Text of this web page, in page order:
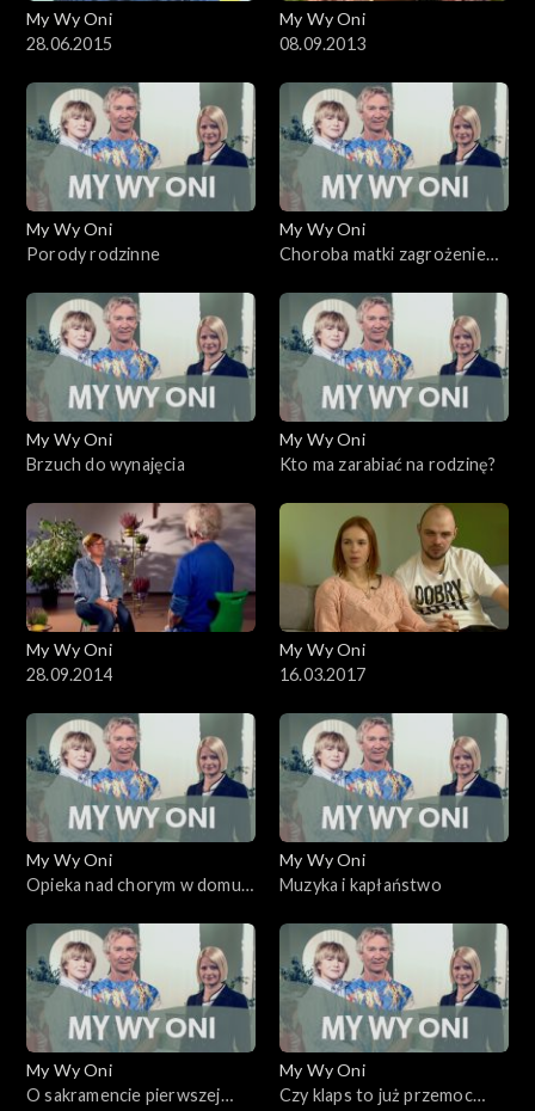
My Wy Oni
28.06.2015
My Wy Oni
08.09.2013
My Wy Oni
Porody rodzinne
My Wy Oni
Choroba matki zagrożeniem
My Wy Oni
Brzuch do wynajęcia
My Wy Oni
Kto ma zarabiać na rodzinę?
My Wy Oni
28.09.2014
My Wy Oni
16.03.2017
My Wy Oni
Opieka nad chorym w domu.
My Wy Oni
Muzyka i kapłaństwo
My Wy Oni
O sakramencie pierwszej
My Wy Oni
Czy klaps to już przemoc